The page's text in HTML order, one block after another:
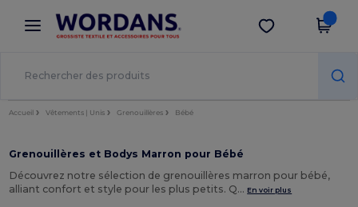
× Appli Wordans
Meilleurs prix sur l’app !
Obtenir l'appli
Accueil Vêtements | Unis Grenouillères Bébé
Grenouillères et Bodys Marron pour Bébé
Découvrez notre sélection de grenouillères marron pour bébé,
alliant confort et style pour les plus petits. Q… En voir plus